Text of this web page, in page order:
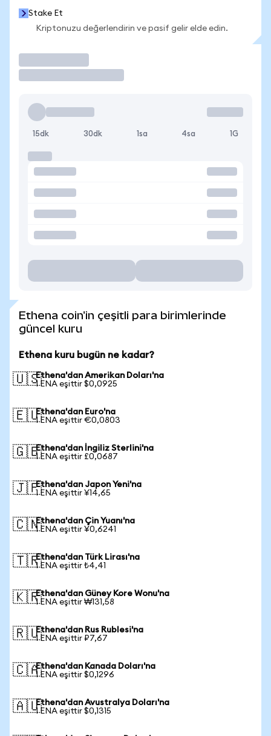
Stake Et
Kriptonuzu değerlendirin ve pasif gelir elde edin.
15dk 30dk 1sa 4sa 1G
Ethena coin'in çeşitli para birimlerinde
güncel kuru
Ethena kuru bugün ne kadar?
🇺🇸Ethena'dan Amerikan Doları'na
1 ENA eşittir $0,0925
🇪🇺Ethena'dan Euro'na
1 ENA eşittir €0,0803
🇬🇧Ethena'dan İngiliz Sterlini'na
1 ENA eşittir £0,0687
🇯🇵Ethena'dan Japon Yeni'na
1 ENA eşittir ¥14,65
🇨🇳Ethena'dan Çin Yuanı'na
1 ENA eşittir ¥0,6241
🇹🇷Ethena'dan Türk Lirası'na
1 ENA eşittir ₺4,41
🇰🇷Ethena'dan Güney Kore Wonu'na
1 ENA eşittir ₩131,58
🇷🇺Ethena'dan Rus Rublesi'na
1 ENA eşittir ₽7,67
🇨🇦Ethena'dan Kanada Doları'na
1 ENA eşittir $0,1296
🇦🇺Ethena'dan Avustralya Doları'na
1 ENA eşittir $0,1315